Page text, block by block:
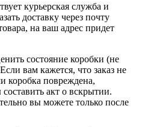
курьерская служба и
доставку через почту
на ваш адрес придет
состояние коробки (не
вам кажется, что заказ не
коробка повреждена,
акт о вскрытии.
вы можете только после